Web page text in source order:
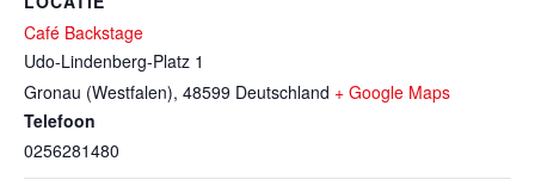
Café Backstage
Udo-Lindenberg-Platz 1
Gronau (Westfalen), 48599 Deutschland + Google Maps
Telefoon
0256281480